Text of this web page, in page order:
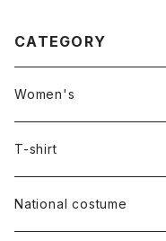
CATEGORY
Women's
Outer
Dress
T-shirt
National costume